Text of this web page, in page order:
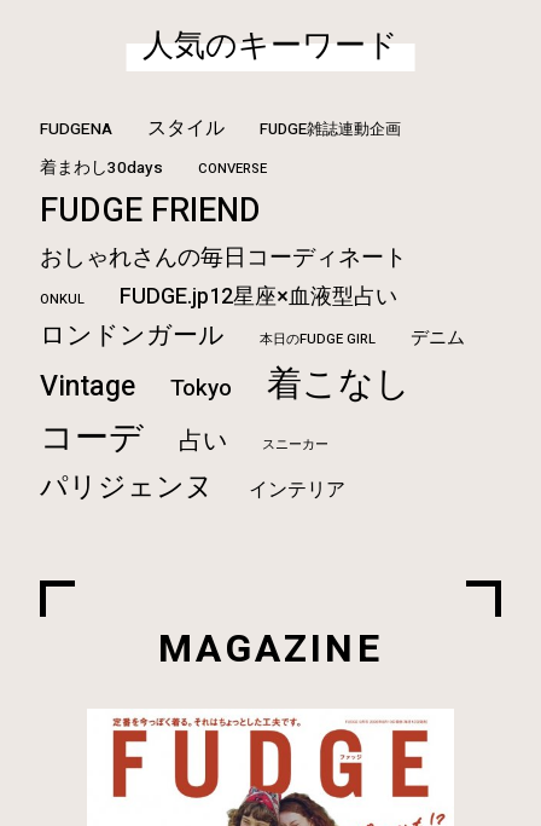
人気のキーワード
FUDGENA スタイル FUDGE雑誌連動企画
着まわし30days CONVERSE
FUDGE FRIEND
おしゃれさんの毎日コーディネート
ONKUL FUDGE.jp12星座×血液型占い
ロンドンガール 本日のFUDGE GIRL デニム
Vintage Tokyo 着こなし
コーデ 占い スニーカー
パリジェンヌ インテリア
MAGAZINE